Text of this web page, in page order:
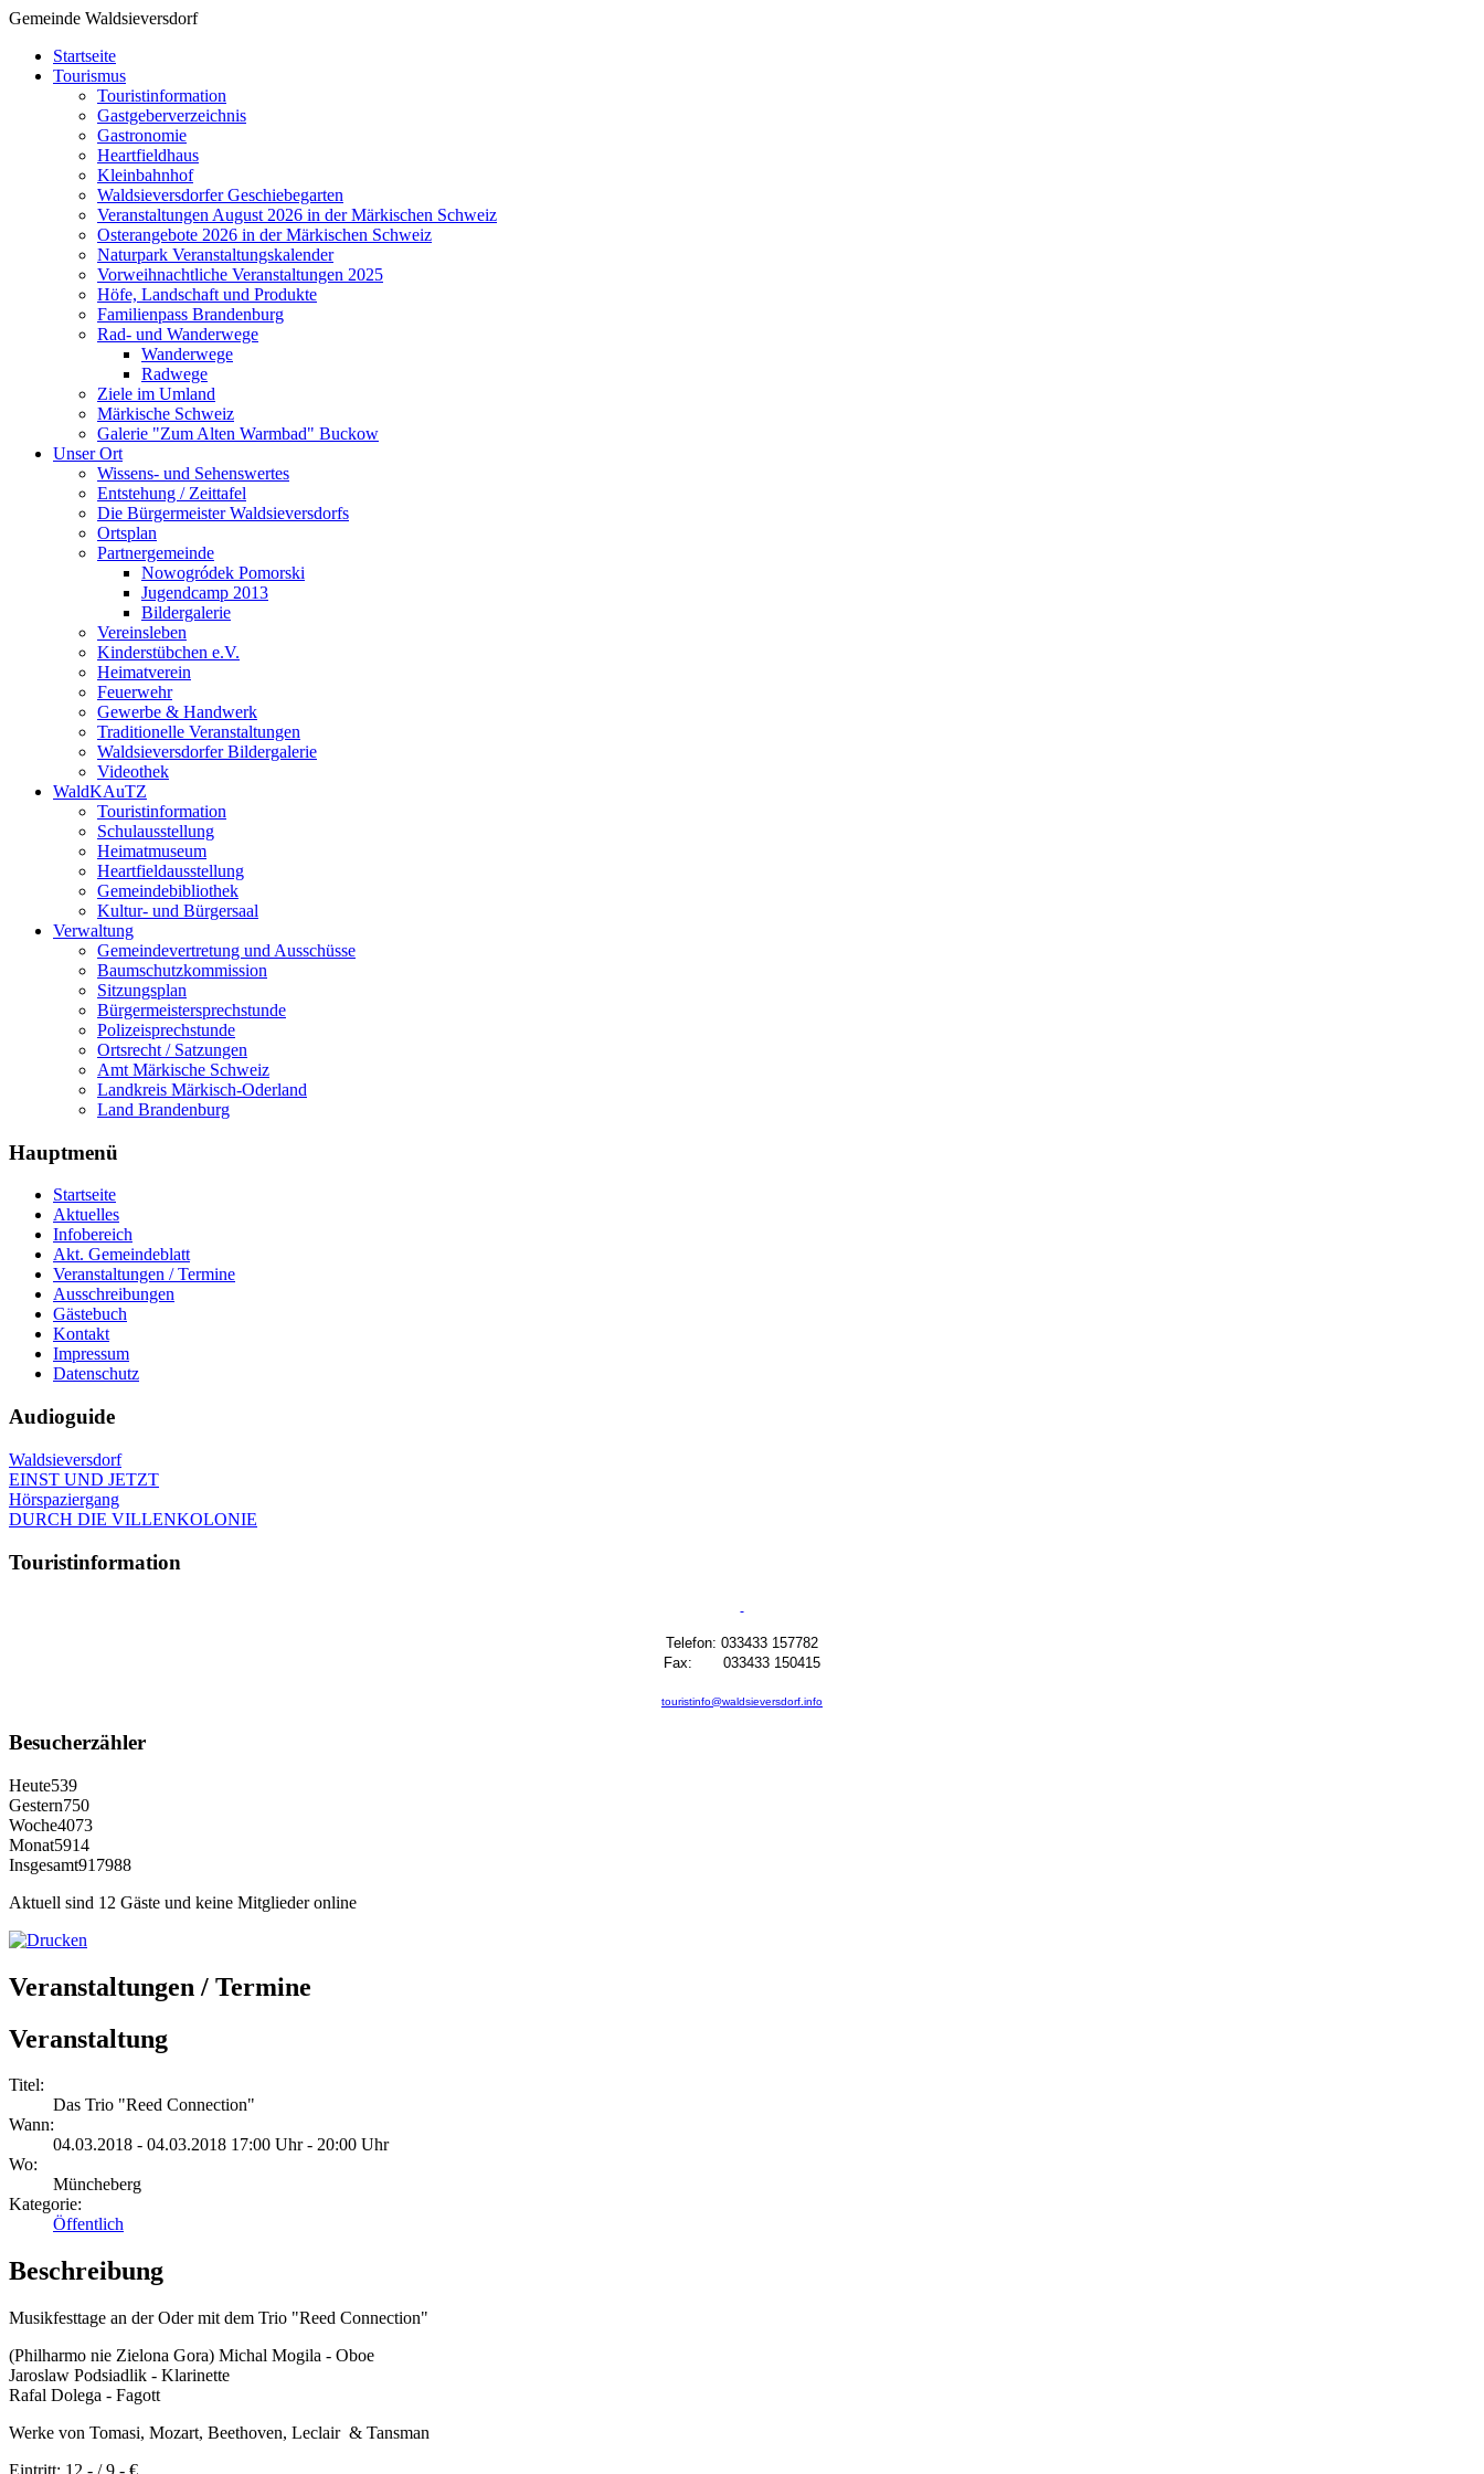
Gemeinde Waldsieversdorf
Startseite
Tourismus
Touristinformation
Gastgeberverzeichnis
Gastronomie
Heartfieldhaus
Kleinbahnhof
Waldsieversdorfer Geschiebegarten
Veranstaltungen August 2026 in der Märkischen Schweiz
Osterangebote 2026 in der Märkischen Schweiz
Naturpark Veranstaltungskalender
Vorweihnachtliche Veranstaltungen 2025
Höfe, Landschaft und Produkte
Familienpass Brandenburg
Rad- und Wanderwege
Wanderwege
Radwege
Ziele im Umland
Märkische Schweiz
Galerie "Zum Alten Warmbad" Buckow
Unser Ort
Wissens- und Sehenswertes
Entstehung / Zeittafel
Die Bürgermeister Waldsieversdorfs
Ortsplan
Partnergemeinde
Nowogródek Pomorski
Jugendcamp 2013
Bildergalerie
Vereinsleben
Kinderstübchen e.V.
Heimatverein
Feuerwehr
Gewerbe & Handwerk
Traditionelle Veranstaltungen
Waldsieversdorfer Bildergalerie
Videothek
WaldKAuTZ
Touristinformation
Schulausstellung
Heimatmuseum
Heartfieldausstellung
Gemeindebibliothek
Kultur- und Bürgersaal
Verwaltung
Gemeindevertretung und Ausschüsse
Baumschutzkommission
Sitzungsplan
Bürgermeistersprechstunde
Polizeisprechstunde
Ortsrecht / Satzungen
Amt Märkische Schweiz
Landkreis Märkisch-Oderland
Land Brandenburg
Hauptmenü
Startseite
Aktuelles
Infobereich
Akt. Gemeindeblatt
Veranstaltungen / Termine
Ausschreibungen
Gästebuch
Kontakt
Impressum
Datenschutz
Audioguide
Waldsieversdorf
EINST UND JETZT
Hörspaziergang
DURCH DIE VILLENKOLONIE
Touristinformation
Telefon: 033433 157782
Fax: 033433 150415
touristinfo@waldsieversdorf.info
Besucherzähler
Heute539
Gestern750
Woche4073
Monat5914
Insgesamt917988
Aktuell sind 12 Gäste und keine Mitglieder online
Veranstaltungen / Termine
Veranstaltung
Titel:
Das Trio "Reed Connection"
Wann:
04.03.2018 - 04.03.2018 17:00 Uhr - 20:00 Uhr
Wo:
Müncheberg
Kategorie:
Öffentlich
Beschreibung
Musikfesttage an der Oder mit dem Trio "Reed Connection"
(Philharmo nie Zielona Gora) Michal Mogila - Oboe
Jaroslaw Podsiadlik - Klarinette
Rafal Dolega - Fagott
Werke von Tomasi, Mozart, Beethoven, Leclair & Tansman